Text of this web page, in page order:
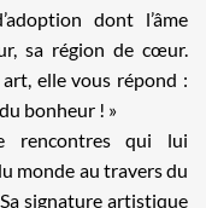
dont l’âme
sa région de cœur.
elle vous répond :
bonheur ! »
rencontres qui lui
monde au travers du
signature artistique